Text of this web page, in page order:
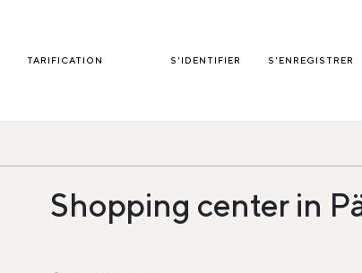
TARIFICATION S'IDENTIFIER S'ENREGISTRER
Shopping center in